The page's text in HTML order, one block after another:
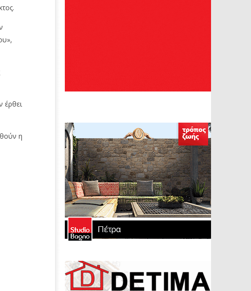
έρθει
η